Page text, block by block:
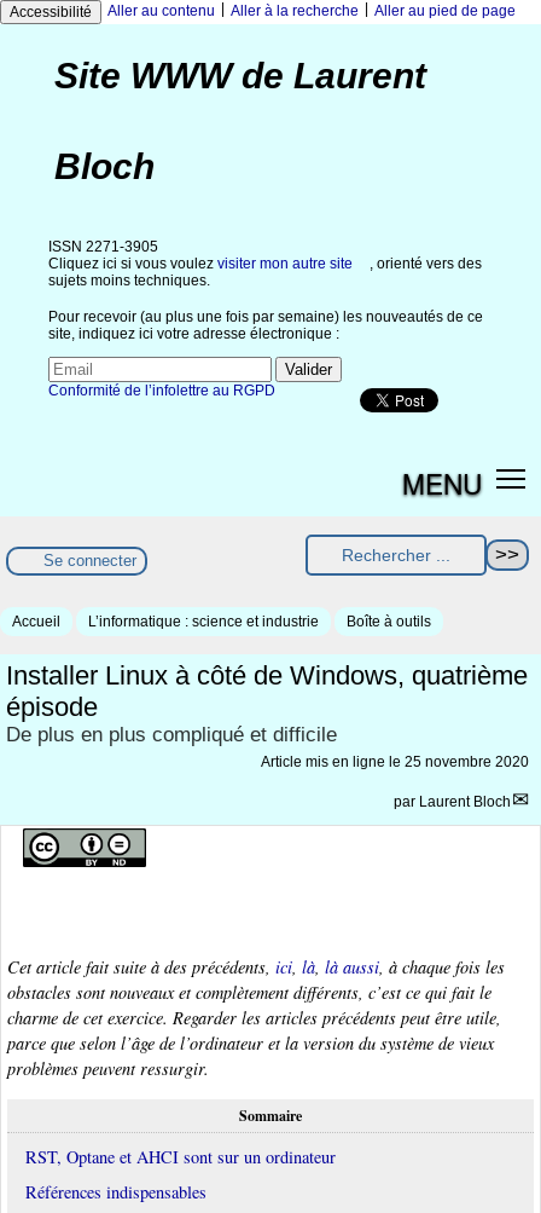
Accessibilité Aller au contenu Aller à la recherche Aller au pied de page
Site WWW de Laurent
Bloch
ISSN 2271-3905
Cliquez ici si vous voulez visiter mon autre site
, orienté vers des
sujets moins techniques.
Pour recevoir (au plus une fois par semaine) les nouveautés de ce
site, indiquez ici votre adresse électronique :
Conformité de l’infolettre au RGPD
MENU
Se connecter
Accueil L’informatique : science et industrie Boîte à outils
Installer Linux à côté de Windows, quatrième
épisode
De plus en plus compliqué et difficile
Article mis en ligne le 25 novembre 2020
par Laurent Bloch
Cet article fait suite à des précédents, ici, là, là aussi, à chaque fois les
obstacles sont nouveaux et complètement différents, c’est ce qui fait le
charme de cet exercice. Regarder les articles précédents peut être utile,
parce que selon l’âge de l’ordinateur et la version du système de vieux
problèmes peuvent ressurgir.
Sommaire
RST, Optane et AHCI sont sur un ordinateur
Références indispensables